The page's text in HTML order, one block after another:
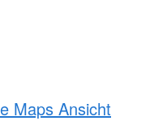
Maps Ansicht